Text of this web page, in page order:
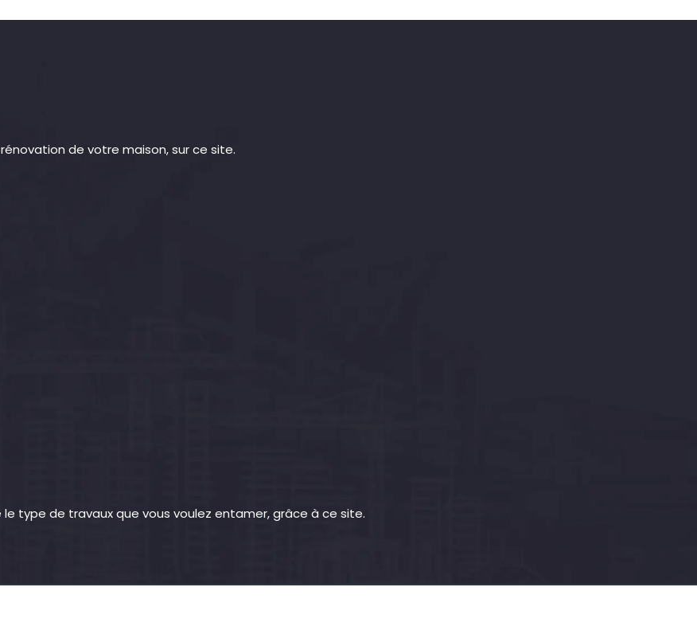
de votre maison, sur ce site.
type de travaux que vous voulez entamer, grâce à ce site.